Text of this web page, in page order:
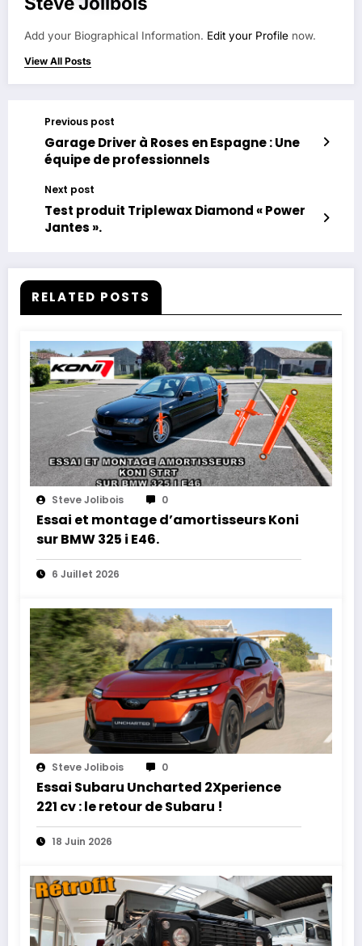
Add your Biographical Information. Edit your Profile now.
View All Posts
Previous post
Garage Driver à Roses en Espagne : Une
équipe de professionnels
Next post
Test produit Triplewax Diamond « Power
Jantes ».
RELATED POSTS
Steve Jolibois 0
Essai et montage d’amortisseurs Koni
sur BMW 325 i E46.
6 Juillet 2026
Steve Jolibois 0
Essai Subaru Uncharted 2Xperience
221 cv : le retour de Subaru !
18 Juin 2026